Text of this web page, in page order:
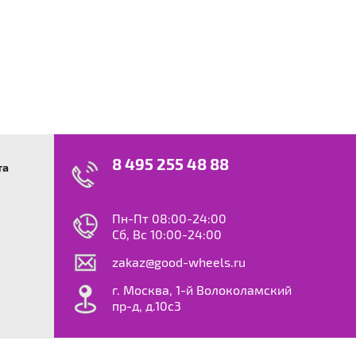
8 495 255 48 88
Пн-Пт 08:00-24:00
Сб, Вс 10:00-24:00
zakaz@good-wheels.ru
г. Москва, 1-й Волоколамский
пр-д, д.10с3